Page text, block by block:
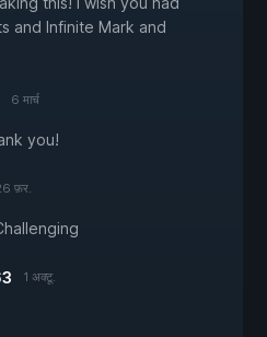
and Infinite Mark and
6 मार्च
you!
फ़र.
1 अक्टू.